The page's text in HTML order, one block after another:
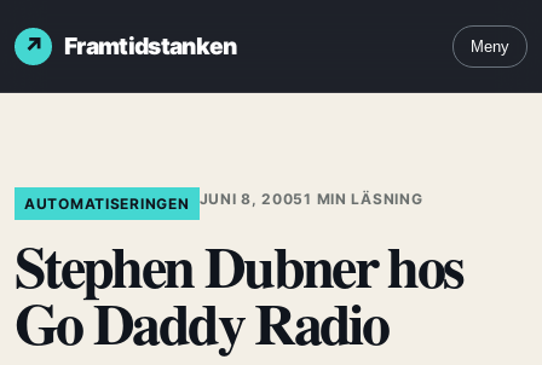
Framtidstanken Meny
AUTOMATISERINGEN JUNI 8, 20051 MIN LÄSNING
Stephen Dubner hos
Go Daddy Radio